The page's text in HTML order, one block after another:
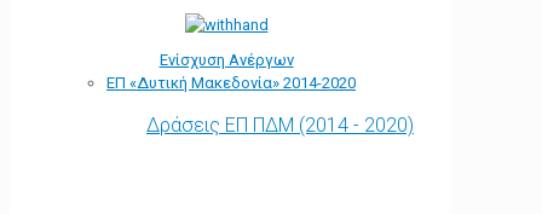
Ενίσχυση Ανέργων
ΕΠ «Δυτική Μακεδονία» 2014-2020
Δράσεις ΕΠ ΠΔΜ (2014 - 2020)